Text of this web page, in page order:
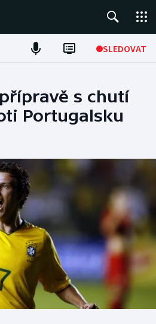
SLEDOVAT
s chutí
Portugalsku